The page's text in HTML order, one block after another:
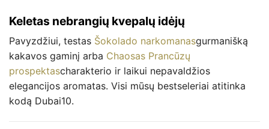
Keletas nebrangių kvepalų idėjų
Pavyzdžiui, testas Šokolado narkomanasgurmanišką
kakavos gaminį arba Chaosas Prancūzų
prospektascharakterio ir laikui nepavaldžios
elegancijos aromatas. Visi mūsų bestseleriai atitinka
kodą Dubai10.